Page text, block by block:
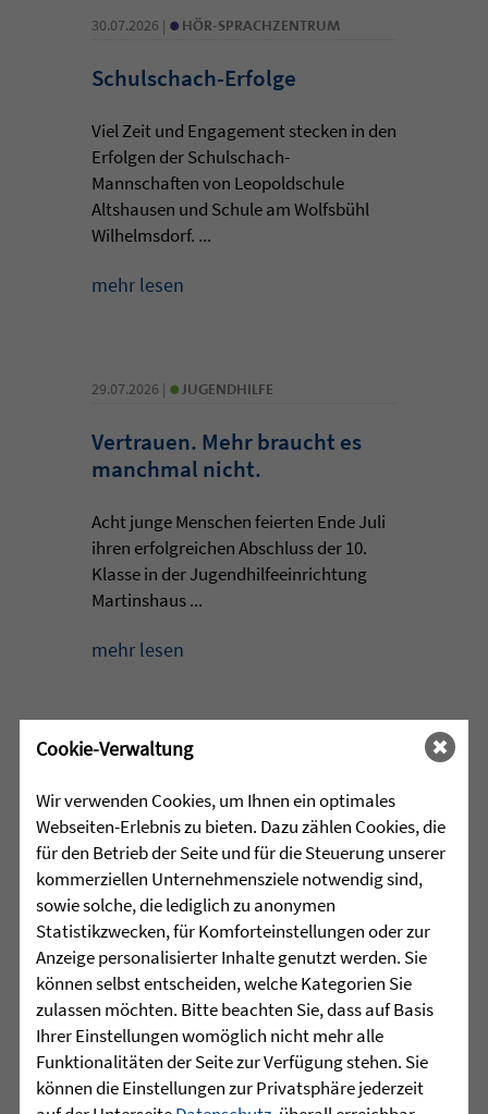
30.07.2026 | • HÖR-SPRACHZENTRUM
Schulschach-Erfolge
Viel Zeit und Engagement stecken in den
Erfolgen der Schulschach-
Mannschaften von Leopoldschule
Altshausen und Schule am Wolfsbühl
Wilhelmsdorf. ...
mehr lesen
29.07.2026 | • JUGENDHILFE
Vertrauen. Mehr braucht es
manchmal nicht.
Acht junge Menschen feierten Ende Juli
ihren erfolgreichen Abschluss der 10.
Klasse in der Jugendhilfeeinrichtung
Martinshaus ...
mehr lesen
29.07.2026 |•HÖR-SPRACHZENTRUM
Projektwoche „Aus alt mach
neu“ und 25 Jahre
Sprachheilschule Biberach
Im Mai stand an der Sprachheilschule
Biberach alles im Zeichen des Umwelt-
und Klimaschutzes. Unter dem Motto
„Aus alt mach neu“ beschäftigten sich
die Schülerinnen und Schüler im
Rahmen einer Projektwoche intensiv
mit den Themen Müllvermeidung, ...
Cookie-Verwaltung
Wir verwenden Cookies, um Ihnen ein optimales
Webseiten-Erlebnis zu bieten. Dazu zählen Cookies, die
für den Betrieb der Seite und für die Steuerung unserer
kommerziellen Unternehmensziele notwendig sind,
sowie solche, die lediglich zu anonymen
Statistikzwecken, für Komforteinstellungen oder zur
Anzeige personalisierter Inhalte genutzt werden. Sie
können selbst entscheiden, welche Kategorien Sie
zulassen möchten. Bitte beachten Sie, dass auf Basis
Ihrer Einstellungen womöglich nicht mehr alle
Funktionalitäten der Seite zur Verfügung stehen. Sie
können die Einstellungen zur Privatsphäre jederzeit